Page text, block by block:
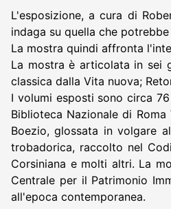
L'esposizione, a cura di
indaga su quella che
La mostra quindi affronta
La mostra è articolata in sei
classica dalla Vita nuova;
I volumi esposti sono circa
Biblioteca Nazionale di
Boezio, glossata in volgare
trobadorica, raccolto nel
Corsiniana e molti altri. La
Centrale per il Patrimonio
all'epoca contemporanea.